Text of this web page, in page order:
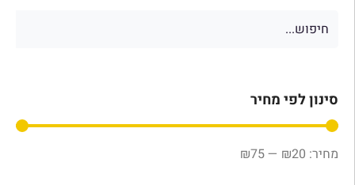
סינון לפי מחיר
₪20
—
₪75